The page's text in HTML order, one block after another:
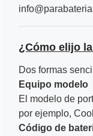
¿Cómo elijo
Dos formas
Equipo modelo
El modelo de
por ejemplo,
Código de